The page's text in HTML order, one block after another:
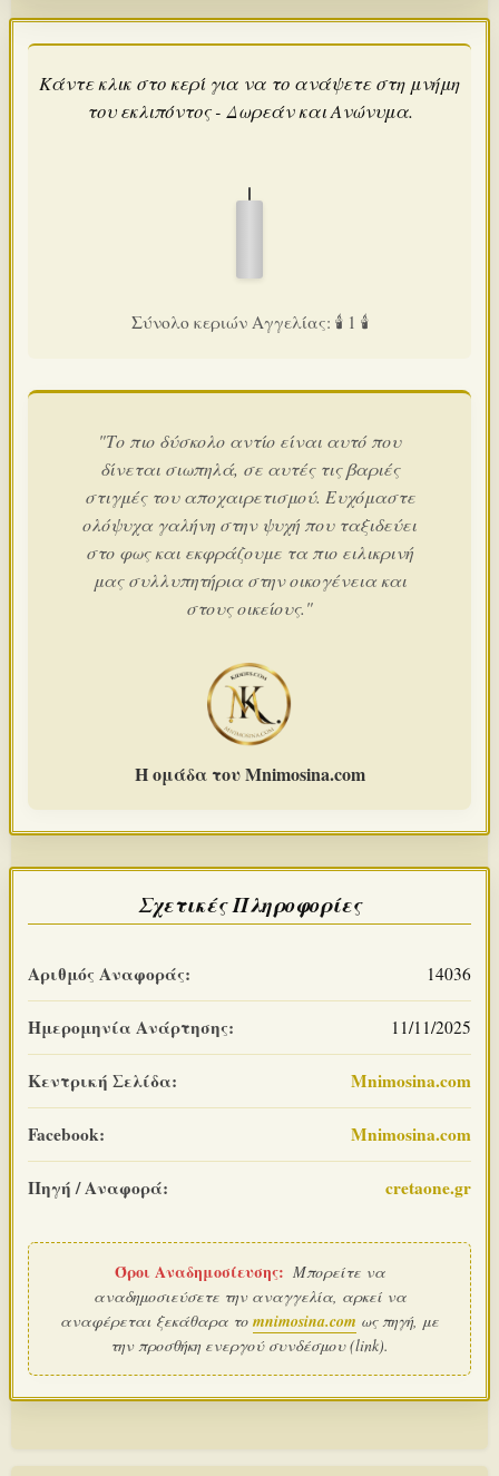
Κάντε κλικ στο κερί για να το ανάψετε στη μνήμη
του εκλιπόντος - Δωρεάν και Ανώνυμα.
Σύνολο κεριών Αγγελίας: 🕯️ 1 🕯️
"Το πιο δύσκολο αντίο είναι αυτό που
δίνεται σιωπηλά, σε αυτές τις βαριές
στιγμές του αποχαιρετισμού. Ευχόμαστε
ολόψυχα γαλήνη στην ψυχή που ταξιδεύει
στο φως και εκφράζουμε τα πιο ειλικρινή
μας συλλυπητήρια στην οικογένεια και
στους οικείους."
Η ομάδα του Mnimosina.com
Σχετικές Πληροφορίες
Αριθμός Αναφοράς: 14036
Ημερομηνία Ανάρτησης: 11/11/2025
Κεντρική Σελίδα: Mnimosina.com
Facebook: Mnimosina.com
Πηγή / Αναφορά: cretaone.gr
Όροι Αναδημοσίευσης: Μπορείτε να
αναδημοσιεύσετε την αναγγελία, αρκεί να
αναφέρεται ξεκάθαρα το mnimosina.com ως πηγή, με
την προσθήκη ενεργού συνδέσμου (link).